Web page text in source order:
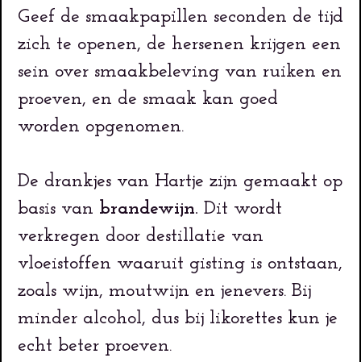
Geef de smaakpapillen seconden de tijd
zich te openen, de hersenen krijgen een
sein over smaakbeleving van ruiken en
proeven, en de smaak kan goed
worden opgenomen.
De drankjes van Hartje zijn gemaakt op
basis van brandewijn. Dit wordt
verkregen door destillatie van
vloeistoffen waaruit gisting is ontstaan,
zoals wijn, moutwijn en jenevers. Bij
minder alcohol, dus bij likorettes kun je
echt beter proeven.